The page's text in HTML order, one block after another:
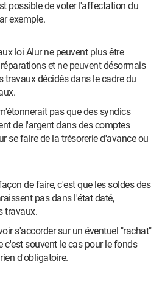
possible de voter l'affectation du
exemple.
loi Alur ne peuvent plus être
et ne peuvent désormais
travaux décidés dans le cadre du
pas que des syndics
de l'argent dans des comptes
se faire de la trésorerie d'avance ou
de faire, c'est que les soldes des
pas dans l'état daté,
travaux.
s'accorder sur un éventuel "rachat"
c'est souvent le cas pour le fonds
d'obligatoire.